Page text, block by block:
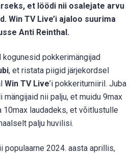
et löödi nii osalejate arvu
Win TV Live’i ajaloo suurima
Anti Reinthal.
kogunesid pokkerimängijad
, et ristata piigid järjekordsel
Win TV Live’i pokkeriturniiril. Juba
nii palju, et muidu 9max
10max laudadeks, et võitlustulle
palju huvilisi.
populaarne 2024. aasta aprillis,